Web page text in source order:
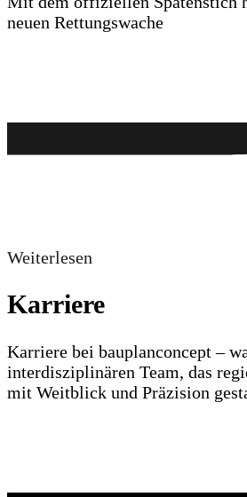
neuen Rettungswache
Weiterlesen
Karriere
Karriere bei bauplanconcept –
interdisziplinären Team, das
mit Weitblick und Präzision